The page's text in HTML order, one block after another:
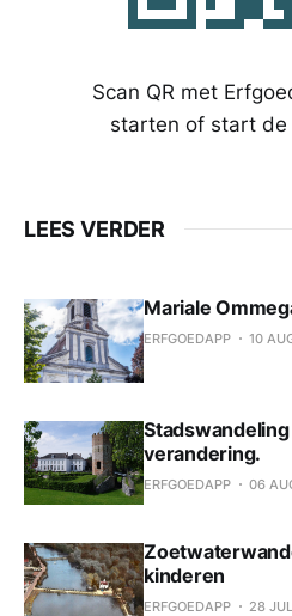
Scan QR met
starten of start de
LEES VERDER
Mariale
ERFGOEDAPP 10
verandering.
ERFGOEDAPP 06
kinderen
ERFGOEDAPP 28